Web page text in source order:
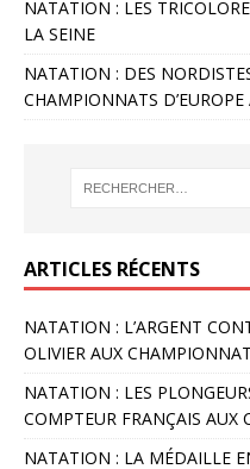
NATATION : LES
LA SEINE
NATATION : DES
CHAMPIONNATS D’EUROPE
ARTICLES RÉCENTS
NATATION : L’ARGENT
OLIVIER AUX
NATATION : LES
COMPTEUR FRANÇAIS AUX
NATATION : LA MÉDAILLE